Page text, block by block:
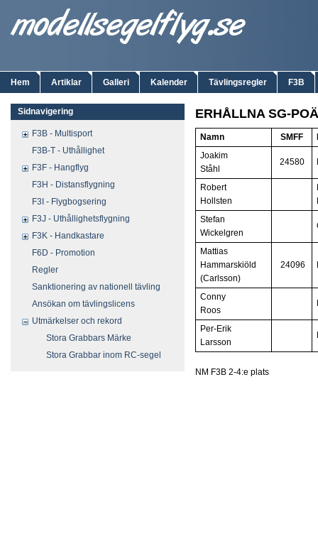
Hem Artiklar Galleri Kalender Tävlingsregler F3B
Sidnavigering
F3B - Multisport
F3B-T - Uthållighet
F3F - Hangflyg
F3H - Distansflygning
F3I - Flygbogsering
F3J - Uthållighetsflygning
F3K - Handkastare
F6D - Promotion
Regler
Sanktionering av nationell tävling
Ansökan om tävlingslicens
Utmärkelser och rekord
Stora Grabbars Märke
Stora Grabbar inom RC-segel
ERHÅLLNA SG-
Namn SMFF
Joakim
Ståhl
24580
Robert
Hollsten
Stefan
Wickelgren
Mattias
Hammarskiöld
(Carlsson)
24096
Conny
Roos
Per-Erik
Larsson
NM F3B 2-4:e plats